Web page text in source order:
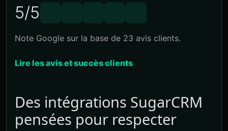
5/5
Note Google sur la base de 23 avis clients.
Lire les avis et succès clients
Des intégrations SugarCRM
pensées pour respecter